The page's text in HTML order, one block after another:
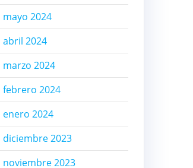
mayo 2024
abril 2024
marzo 2024
febrero 2024
enero 2024
diciembre 2023
noviembre 2023